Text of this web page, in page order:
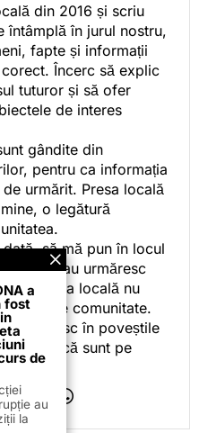
din 2016 și scriu
întâmplă în jurul nostru,
fapte și informații
Încerc să explic
tuturor și să ofer
de interes
gândite din
pentru ca informația
urmărit. Presa locală
o legătură
să mă pun în locul
sau urmăresc
că presa locală nu
ci despre comunitate.
regăsesc în poveștile
că sunt pe
a
fost
de
au
la